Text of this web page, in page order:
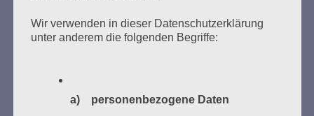
MARATHONLESUNG AUS DEN
VERBRANNTEN BÜCHERN
Wir verwenden in dieser Datenschutzerklärung
unter anderem die folgenden Begriffe:
a) personenbezogene Daten